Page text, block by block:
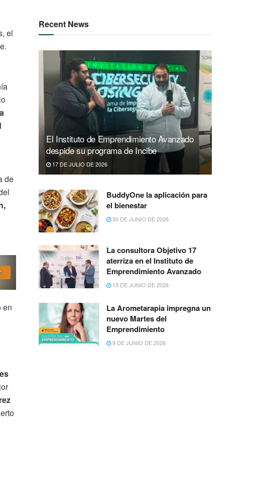
el
de
en
Recent News
El Instituto de Emprendimiento Avanzado
despide su programa de Incibe
17 DE JULIO DE 2026
BuddyOne la aplicación para
el bienestar
30 DE JUNIO DE 2026
La consultora Objetivo 17
aterriza en el Instituto de
Emprendimiento Avanzado
15 DE JUNIO DE 2026
La Arometarapia impregna un
nuevo Martes del
Emprendimiento
9 DE JUNIO DE 2026